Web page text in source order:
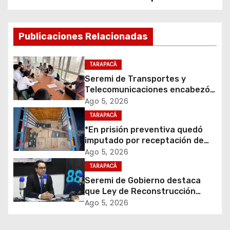
g
a
c
i
ó
n
d
e
Publicaciones Relacionadas
TARAPACÁ
Seremi de Transportes y
Telecomunicaciones encabezó
primera mesa de coordinación
para el retiro de cables en
desuso en Iquique
Ago 5, 2026
TARAPACÁ
*En prisión preventiva quedó
imputado por receptación de
cigarrillos avaluados en $1.600
millones*
Ago 5, 2026
TARAPACÁ
Seremi de Gobierno destaca
que Ley de Reconstrucción
Nacional impulsará la inversión
Ago 5, 2026